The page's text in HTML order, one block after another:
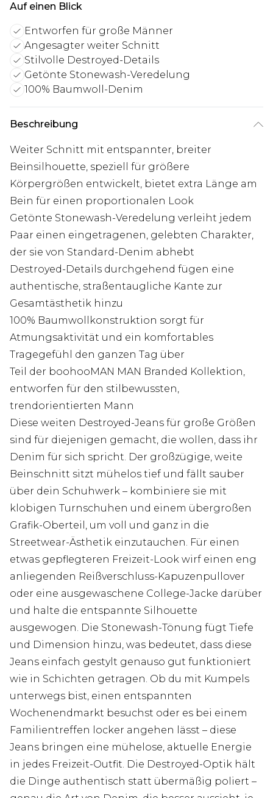
Auf einen Blick
Entworfen für große Männer
Angesagter weiter Schnitt
Stilvolle Destroyed-Details
Getönte Stonewash-Veredelung
100% Baumwoll-Denim
Beschreibung
Weiter Schnitt mit entspannter, breiter
Beinsilhouette, speziell für größere
Körpergrößen entwickelt, bietet extra Länge am
Bein für einen proportionalen Look
Getönte Stonewash-Veredelung verleiht jedem
Paar einen eingetragenen, gelebten Charakter,
der sie von Standard-Denim abhebt
Destroyed-Details durchgehend fügen eine
authentische, straßentaugliche Kante zur
Gesamtästhetik hinzu
100% Baumwollkonstruktion sorgt für
Atmungsaktivität und ein komfortables
Tragegefühl den ganzen Tag über
Teil der boohooMAN MAN Branded Kollektion,
entworfen für den stilbewussten,
trendorientierten Mann
Diese weiten Destroyed-Jeans für große Größen
sind für diejenigen gemacht, die wollen, dass ihr
Denim für sich spricht. Der großzügige, weite
Beinschnitt sitzt mühelos tief und fällt sauber
über dein Schuhwerk – kombiniere sie mit
klobigen Turnschuhen und einem übergroßen
Grafik-Oberteil, um voll und ganz in die
Streetwear-Ästhetik einzutauchen. Für einen
etwas gepflegteren Freizeit-Look wirf einen eng
anliegenden Reißverschluss-Kapuzenpullover
oder eine ausgewaschene College-Jacke darüber
und halte die entspannte Silhouette
ausgewogen. Die Stonewash-Tönung fügt Tiefe
und Dimension hinzu, was bedeutet, dass diese
Jeans einfach gestylt genauso gut funktioniert
wie in Schichten getragen. Ob du mit Kumpels
unterwegs bist, einen entspannten
Wochenendmarkt besuchst oder es bei einem
Familientreffen locker angehen lässt – diese
Jeans bringen eine mühelose, aktuelle Energie
in jedes Freizeit-Outfit. Die Destroyed-Optik hält
die Dinge authentisch statt übermäßig poliert –